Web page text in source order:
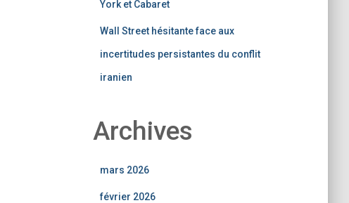
York et Cabaret
Wall Street hésitante face aux
incertitudes persistantes du conflit
iranien
Archives
mars 2026
février 2026